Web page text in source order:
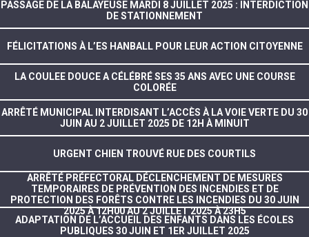
PASSAGE DE LA BALAYEUSE MARDI 8 JUILLET 2025 : INTERDICTION
DE STATIONNEMENT
FÉLICITATIONS À L’ES HANBALL POUR LEUR ACTION CITOYENNE
LA COULEE DOUCE A CÉLÉBRÉ SES 35 ANS AVEC UNE COURSE
COLORÉE
ARRÊTÉ MUNICIPAL INTERDISANT L’ACCÈS À LA VOIE VERTE DU 30
JUIN AU 2 JUILLET 2025 DE 12H À MINUIT
URGENT CHIEN TROUVÉ RUE DES COURTILS
ARRÊTÉ PRÉFECTORAL DÉCLENCHEMENT DE MESURES
TEMPORAIRES DE PRÉVENTION DES INCENDIES ET DE
PROTECTION DES FORÊTS CONTRE LES INCENDIES DU 30 JUIN
2025 À 12H00 AU 2 JUILLET 2025 À 23H5
ADAPTATION DE L’ACCUEIL DES ENFANTS DANS LES ÉCOLES
PUBLIQUES 30 JUIN ET 1ER JUILLET 2025